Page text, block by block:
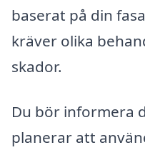
baserat på din
kräver olika
skador.
Du bör informera
planerar att